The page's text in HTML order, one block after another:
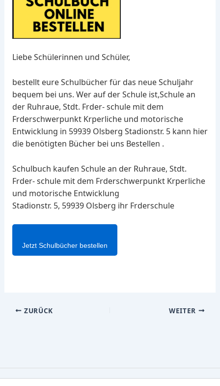
Liebe Schülerinnen und Schüler,
bestellt eure Schulbücher für das neue Schuljahr
bequem bei uns. Wer auf der Schule ist,Schule an
der Ruhraue, Stdt. Frder- schule mit dem
Frderschwerpunkt Krperliche und motorische
Entwicklung in 59939 Olsberg Stadionstr. 5 kann hier
die benötigten Bücher bei uns Bestellen .
Schulbuch kaufen Schule an der Ruhraue, Stdt.
Frder- schule mit dem Frderschwerpunkt Krperliche
und motorische Entwicklung
Stadionstr. 5, 59939 Olsberg ihr Frderschule
Jetzt Schulbücher bestellen
ZURÜCK WEITER